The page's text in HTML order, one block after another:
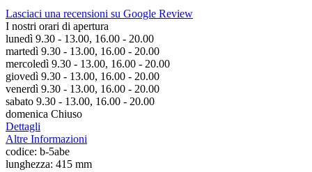
Lasciaci una recensioni su Google Review
I nostri orari di apertura
lunedì 9.30 - 13.00, 16.00 - 20.00
martedì 9.30 - 13.00, 16.00 - 20.00
mercoledì 9.30 - 13.00, 16.00 - 20.00
giovedì 9.30 - 13.00, 16.00 - 20.00
venerdì 9.30 - 13.00, 16.00 - 20.00
sabato 9.30 - 13.00, 16.00 - 20.00
domenica Chiuso
Dettagli
Altre Informazioni
codice: b-5abe
lunghezza: 415 mm